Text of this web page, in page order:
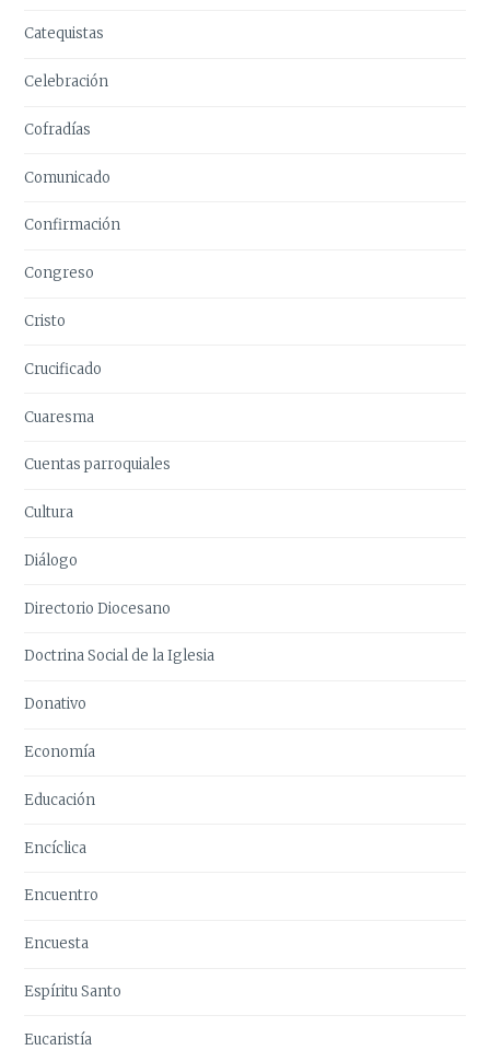
Catequistas
Celebración
Cofradías
Comunicado
Confirmación
Congreso
Cristo
Crucificado
Cuaresma
Cuentas parroquiales
Cultura
Diálogo
Directorio Diocesano
Doctrina Social de la Iglesia
Donativo
Economía
Educación
Encíclica
Encuentro
Encuesta
Espíritu Santo
Eucaristía